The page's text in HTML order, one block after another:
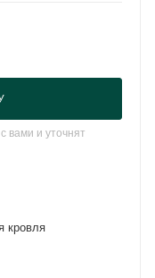
вами и уточнят
кровля